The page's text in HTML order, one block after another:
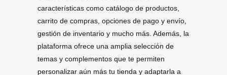
características como catálogo de productos,
carrito de compras, opciones de pago y envío,
gestión de inventario y mucho más. Además, la
plataforma ofrece una amplia selección de
temas y complementos que te permiten
personalizar aún más tu tienda y adaptarla a